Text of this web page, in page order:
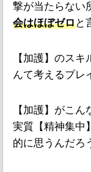
撃が当たらない
会はほぼゼロと
【加護】のス
んて考えるプレ
【加護】がこ
実質【精神集中
的に思うんだろ